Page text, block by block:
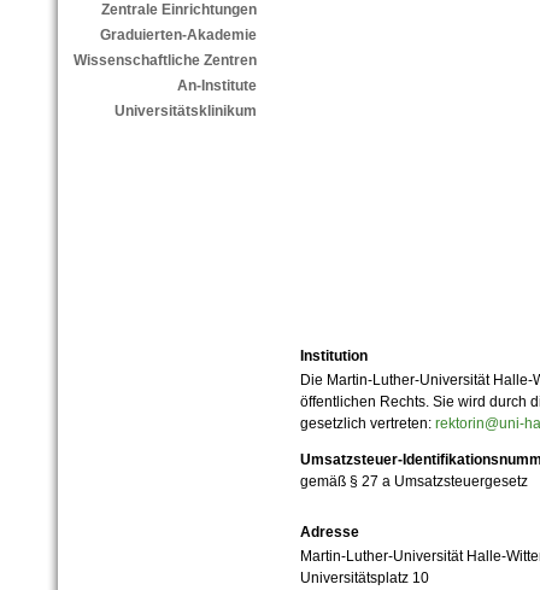
Zentrale Einrichtungen
Graduierten-Akademie
Wissenschaftliche Zentren
An-Institute
Universitätsklinikum
Institution
Die Martin-Luther-Universität
öffentlichen Rechts. Sie wird durch
gesetzlich vertreten: rektorin@uni-
Umsatzsteuer-
gemäß § 27 a Umsatzsteuergesetz
Adresse
Martin-Luther-Universität Halle-
Universitätsplatz 10